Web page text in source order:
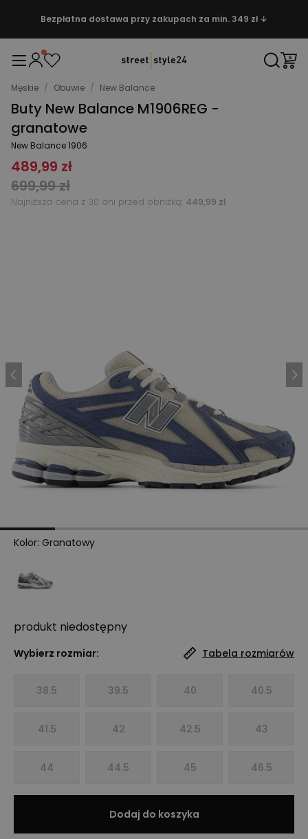
Bezpłatna dostawa przy zakupach za min. 349 zł ↓
Męskie / Obuwie / New Balance
Buty New Balance M1906REG -
granatowe
New Balance 1906
489,99 zł
699,99 zł
Najniższa cena z 30 dni przed obniżką: 449,99 zł
Kolor: Granatowy
produkt niedostępny
Wybierz rozmiar: Tabela rozmiarów
38.5 39.5 40 40.5
41.5 42 42.5 43
44 44.5 45 46.5
Dodaj do koszyka